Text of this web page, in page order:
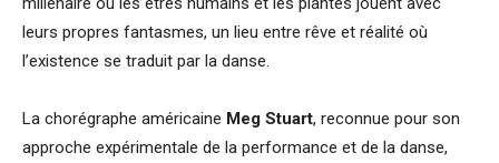
leurs propres fantasmes, un lieu entre rêve et réalité où
l’existence se traduit par la danse.
La chorégraphe américaine Meg Stuart, reconnue pour son
approche expérimentale de la performance et de la danse,